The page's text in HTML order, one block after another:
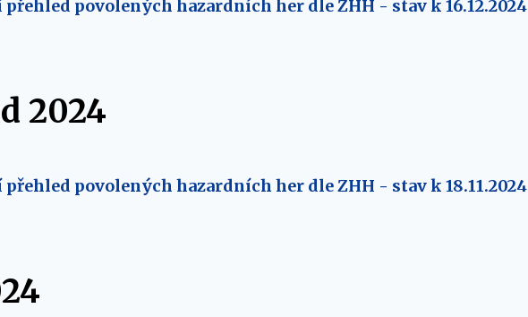
povolených hazardních her dle ZHH - stav k 16.12.2024
2024
povolených hazardních her dle ZHH - stav k 18.11.2024